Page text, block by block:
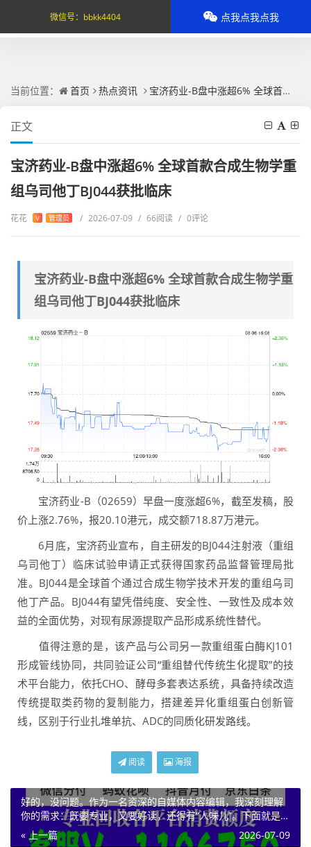
当前位置： 首页 热点资讯 宝济药业-B盘中涨超6% 全球首款合成生物学重组乌司他丁BJ044获批临床
正文
宝济药业-B盘中涨超6% 全球首款合成生物学重
组乌司他丁BJ044获批临床
花花 V 管理员 / 2026-07-09 / 66阅读 / 0评论
宝济药业-B盘中涨超6% 全球首款合成生物学重
组乌司他丁BJ044获批临床
宝济药业-B（02659）早盘一度涨超6%，截至发稿，股
价上涨2.76%，报20.10港元，成交额718.87万港元。
6月底，宝济药业宣布，自主研发的BJ044注射液（重组
乌司他丁）临床试验申请正式获得国家药品监督管理局批
准。BJ044是全球首个通过合成生物学技术开发的重组乌司
他丁产品。BJ044有望凭借纯度、安全性、一致性及成本效
益的全面优势，对现有尿源提取产品形成系统性替代。
值得注意的是，该产品与公司另一款重组蛋白酶KJ101
形成管线协同，共同验证公司“重组替代传统生化提取”的技
术平台能力，依托CHO、酵母多套表达系统，具备持续改造
传统提取类药物的复制能力，搭建差异化重组蛋白创新管
线，区别于行业扎堆单抗、ADC的同质化研发路线。
阅读 海报
好的，没问题。作为一名资深的自媒体内容编辑，我深刻理解
你的需求：既要专业，又要好读，还得有“人味儿”。下面就是根
据你的标题和要求创作的教程文章。
« 上一篇 2026-07-09
微信号： bbkk4404 点我点我点我